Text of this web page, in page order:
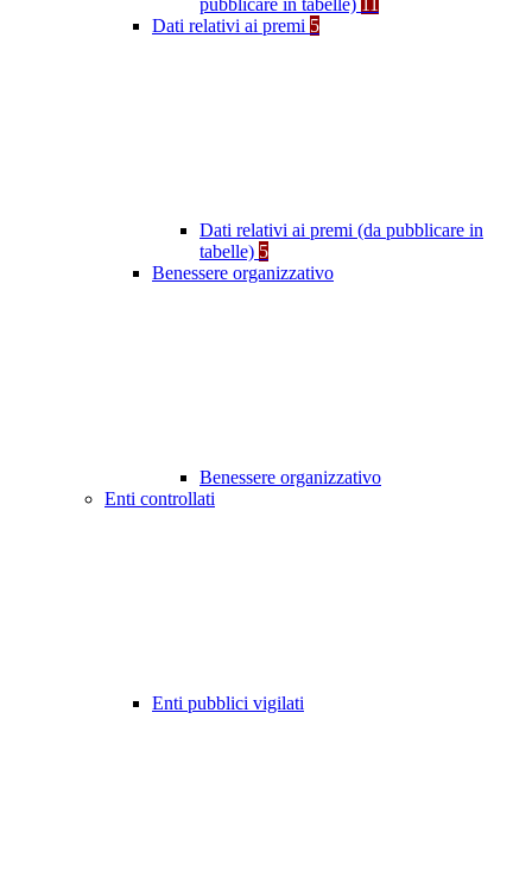
pubblicare in tabelle)
Dati relativi ai premi 5
Dati relativi ai premi (da pubblicare in
tabelle) 5
Benessere organizzativo
Benessere organizzativo
Enti controllati
Enti pubblici vigilati